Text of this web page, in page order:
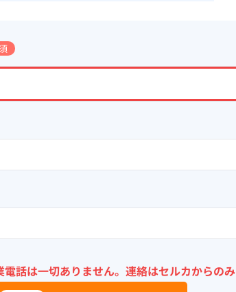
話は一切ありません。 連絡はセルカからのみ